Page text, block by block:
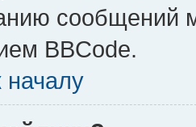
сообщений
BBCode.
началу